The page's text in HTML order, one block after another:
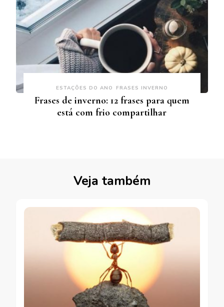
ESTAÇÕES DO ANO FRASES INVERNO
Frases de inverno: 12 frases para quem
está com frio compartilhar
Veja também